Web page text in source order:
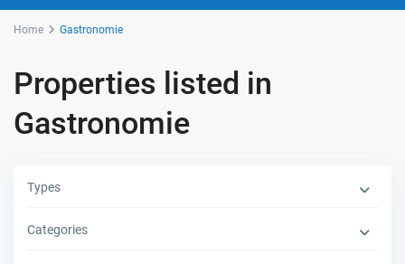
Home Gastronomie
Properties listed in
Gastronomie
Types
Categories